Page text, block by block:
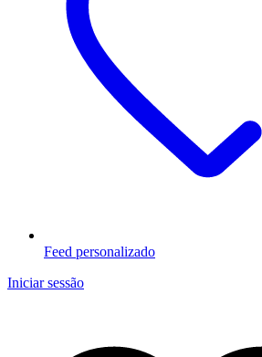
Feed personalizado
Iniciar sessão